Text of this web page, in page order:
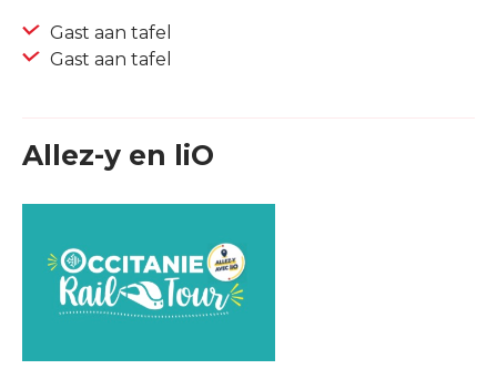
Gast aan tafel
Gast aan tafel
Allez-y en liO